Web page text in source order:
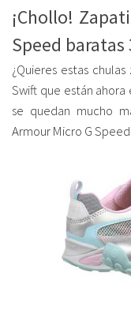
¡Chollo!
Speed baratas
¿Quieres estas
Swift que están
se quedan mucho
Armour Micro G